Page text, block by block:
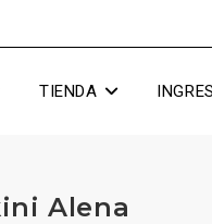
TIENDA
Alena